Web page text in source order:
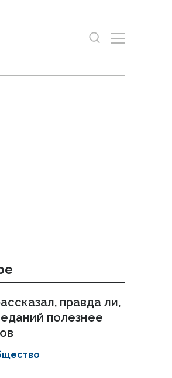
правда ли,
полезнее